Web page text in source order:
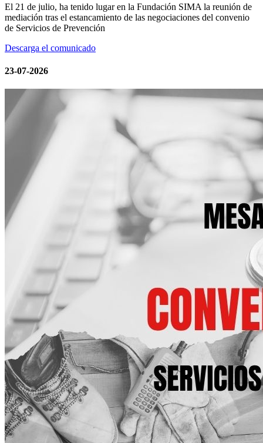
El 21 de julio, ha tenido lugar en la Fundación SIMA la reunión de
mediación tras el estancamiento de las negociaciones del convenio
de Servicios de Prevención
Descarga el comunicado
23-07-2026